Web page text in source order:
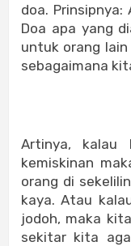
doa. Prinsipnya:
Doa apa yang
untuk orang
sebagaimana
Artinya, kalau
kemiskinan
orang di
kaya. Atau
jodoh, maka
sekitar kita